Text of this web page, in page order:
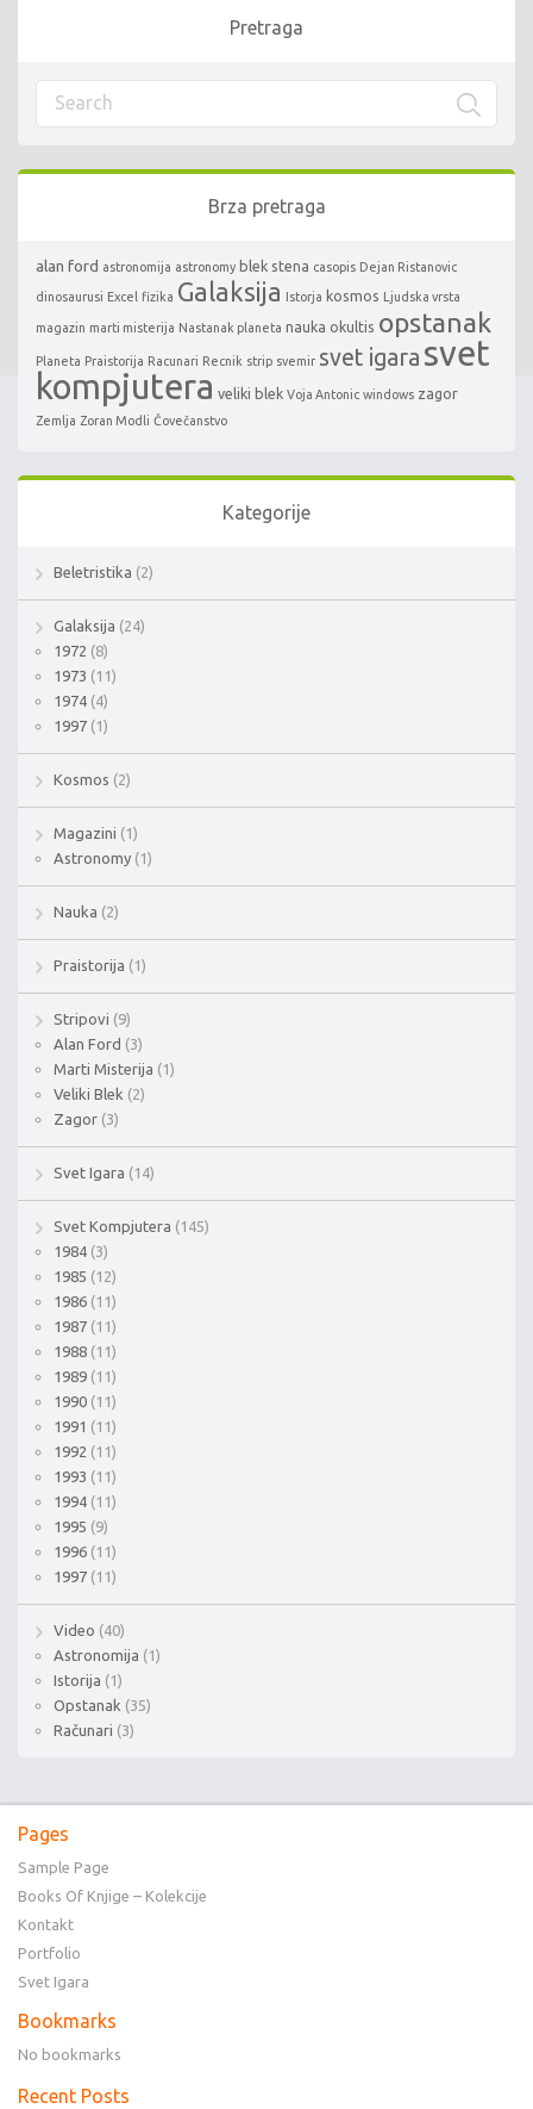
Pretraga
Brza pretraga
alan ford astronomija astronomy blek stena casopis Dejan Ristanovic
dinosaurusi Excel fizika Galaksija Istorja kosmos Ljudska vrsta
magazin marti misterija Nastanak planeta nauka okultis opstanak
Planeta Praistorija Racunari Recnik strip svemir svet igara svet
kompjutera veliki blek Voja Antonic windows zagor
Zemlja Zoran Modli Čovečanstvo
Kategorije
Beletristika (2)
Galaksija (24)
1972 (8)
1973 (11)
1974 (4)
1997 (1)
Kosmos (2)
Magazini (1)
Astronomy (1)
Nauka (2)
Praistorija (1)
Stripovi (9)
Alan Ford (3)
Marti Misterija (1)
Veliki Blek (2)
Zagor (3)
Svet Igara (14)
Svet Kompjutera (145)
1984 (3)
1985 (12)
1986 (11)
1987 (11)
1988 (11)
1989 (11)
1990 (11)
1991 (11)
1992 (11)
1993 (11)
1994 (11)
1995 (9)
1996 (11)
1997 (11)
Video (40)
Astronomija (1)
Istorija (1)
Opstanak (35)
Računari (3)
Pages
Sample Page
Books Of Knjige – Kolekcije
Kontakt
Portfolio
Svet Igara
Bookmarks
No bookmarks
Recent Posts